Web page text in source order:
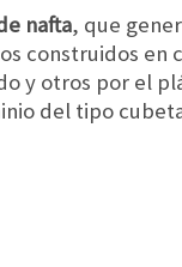
nafta, que
construidos en
y otros por el
del tipo